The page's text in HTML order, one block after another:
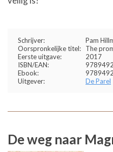
Schrijver:
Pam
Oorspronkelijke titel:
The
Eerste uitgave:
2017
ISBN/EAN:
Ebook:
Uitgever:
De Parel
De weg naar